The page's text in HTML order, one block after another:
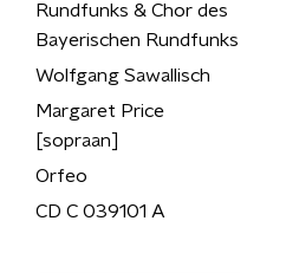
Rundfunks & Chor des
Bayerischen Rundfunks
Wolfgang Sawallisch
Margaret Price
[sopraan]
Orfeo
CD C 039101 A